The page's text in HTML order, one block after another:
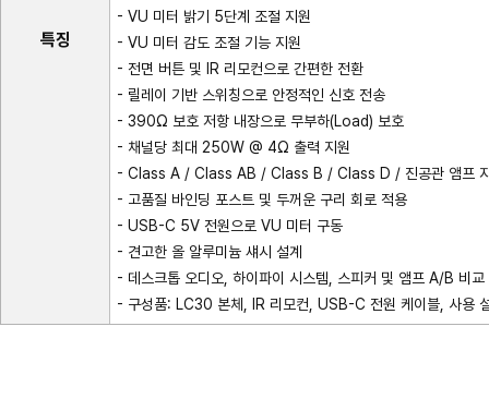
특징
- VU 미터 밝기 5단계 조절 지원
- VU 미터 감도 조절 기능 지원
- 전면 버튼 및 IR 리모컨으로 간편한 전환
- 릴레이 기반 스위칭으로 안정적인 신호 전송
- 390Ω 보호 저항 내장으로 무부하(Load) 보호
- 채널당 최대 250W @ 4Ω 출력 지원
- Class A / Class AB / Class B / Class D / 진공관 앰프
- 고품질 바인딩 포스트 및 두꺼운 구리 회로 적용
- USB-C 5V 전원으로 VU 미터 구동
- 견고한 올 알루미늄 섀시 설계
- 데스크톱 오디오, 하이파이 시스템, 스피커 및 앰프 A/B 비교
- 구성품: LC30 본체, IR 리모컨, USB-C 전원 케이블, 사용